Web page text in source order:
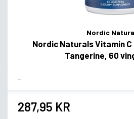
Nordic
Nordic Naturals Vitamin
Tangerine, 60
287,95 KR